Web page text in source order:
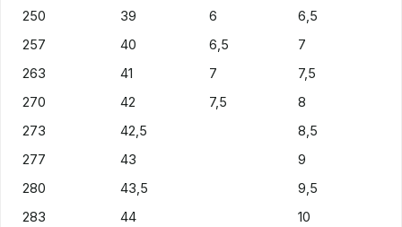
250
39 6
6,5
257
40 6,5
7
263
41 7
7,5
270
42 7,5
8
273
42,5
8,5
277
43
9
280
43,5
9,5
283
44
10